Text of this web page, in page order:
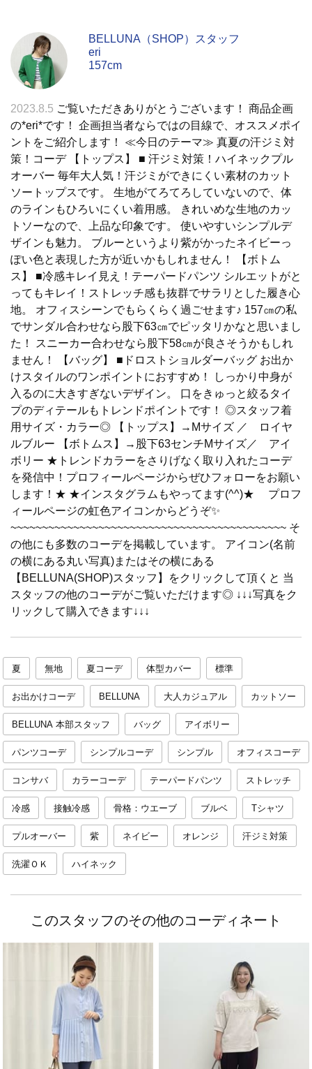
BELLUNA（SHOP）スタッフ
eri
157cm
2023.8.5 ご覧いただきありがとうございます！ 商品企画
の*eri*です！ 企画担当者ならではの目線で、オススメポイ
ントをご紹介します！ ≪今日のテーマ≫ 真夏の汗ジミ対
策！コーデ 【トップス】 ■ 汗ジミ対策！ハイネックプル
オーバー 毎年大人気！汗ジミができにくい素材のカット
ソートップスです。 生地がてろてろしていないので、体
のラインもひろいにくい着用感。 きれいめな生地のカッ
トソーなので、上品な印象です。 使いやすいシンプルデ
ザインも魅力。 ブルーというより紫がかったネイビーっ
ぽい色と表現した方が近いかもしれません！ 【ボトム
ス】 ■冷感キレイ見え！テーパードパンツ シルエットがと
ってもキレイ！ストレッチ感も抜群でサラリとした履き心
地。 オフィスシーンでもらくらく過ごせます♪ 157㎝の私
でサンダル合わせなら股下63㎝でピッタリかなと思いまし
た！ スニーカー合わせなら股下58㎝が良さそうかもしれ
ません！ 【バッグ】 ■ドロストショルダーバッグ お出か
けスタイルのワンポイントにおすすめ！ しっかり中身が
入るのに大きすぎないデザイン。 口をきゅっと絞るタイ
プのディテールもトレンドポイントです！ ◎スタッフ着
用サイズ・カラー◎ 【トップス】→Mサイズ ／ ロイヤ
ルブルー 【ボトムス】→股下63センチMサイズ／ アイ
ボリー ★トレンドカラーをさりげなく取り入れたコーデ
を発信中！プロフィールページからぜひフォローをお願い
します！★ ★インスタグラムもやってます(^^)★ プロフ
ィールページの虹色アイコンからどうぞ✨
~~~~~~~~~~~~~~~~~~~~~~~~~~~~~~~~~~~~~~~~~~~~ そ
の他にも多数のコーデを掲載しています。 アイコン(名前
の横にある丸い写真)またはその横にある
【BELLUNA(SHOP)スタッフ】をクリックして頂くと 当
スタッフの他のコーデがご覧いただけます◎ ↓↓↓写真をク
リックして購入できます↓↓↓
夏 無地 夏コーデ 体型カバー 標準
お出かけコーデ BELLUNA 大人カジュアル カットソー
BELLUNA 本部スタッフ バッグ アイボリー
パンツコーデ シンプルコーデ シンプル オフィスコーデ
コンサバ カラーコーデ テーパードパンツ ストレッチ
冷感 接触冷感 骨格：ウエーブ ブルベ Tシャツ
プルオーバー 紫 ネイビー オレンジ 汗ジミ対策
洗濯ＯＫ ハイネック
このスタッフのその他のコーディネート